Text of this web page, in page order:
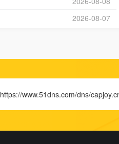
2026-08-07
https://www.51dns.com/dns/